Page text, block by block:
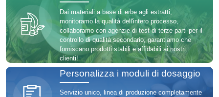
Dai materiali a base di erbe agli estratti,
monitoramo la qualità dell'intero processo,
collaboramo con agenzie di test di terze parti per il
controllo di qualità secondario, garantiamo che
forniscano prodotti stabili e affidabili ai nostri
clienti!
Personalizza i moduli di dosaggio
Servizio unico, linea di produzione completamente